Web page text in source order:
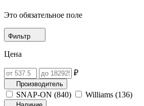
Это обязательное поле
Фильтр
Цена
₽
Производитель
SNAP-ON (840) Williams (136)